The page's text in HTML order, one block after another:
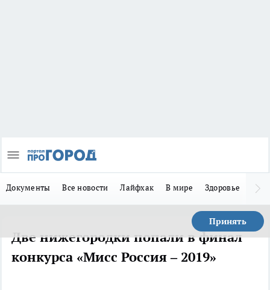
Документы Все новости Лайфхак В мире Здоровье
Принять
Две нижегородки попали в финал
конкурса «Мисс Россия – 2019»